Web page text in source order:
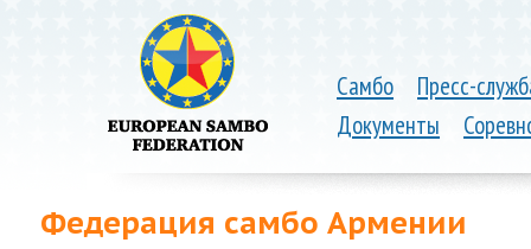
Самбо
Пресс-
Документы
Федерация самбо Армении